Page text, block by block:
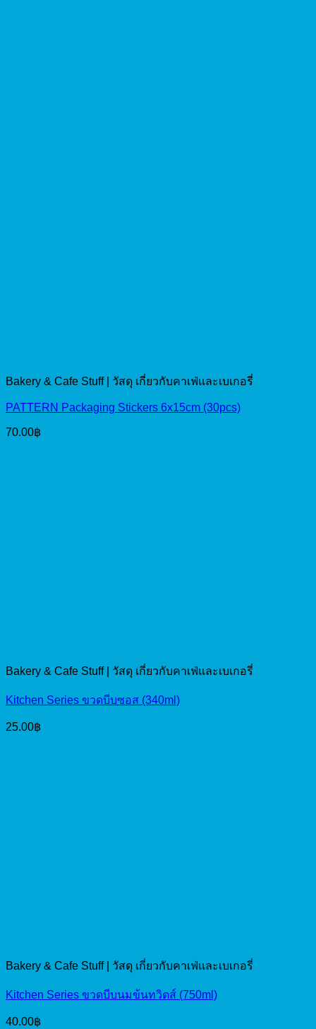
Bakery & Cafe Stuff | วัสดุ เกี่ยวกับคาเฟ่และเบเกอรี่
PATTERN Packaging Stickers 6x15cm (30pcs)
70.00฿
Bakery & Cafe Stuff | วัสดุ เกี่ยวกับคาเฟ่และเบเกอรี่
Kitchen Series ขวดบีบซอส (340ml)
25.00฿
Bakery & Cafe Stuff | วัสดุ เกี่ยวกับคาเฟ่และเบเกอรี่
Kitchen Series ขวดบีบนมข้นทวิตส์ (750ml)
40.00฿